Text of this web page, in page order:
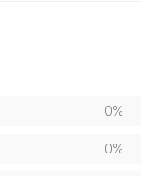
0%
0%